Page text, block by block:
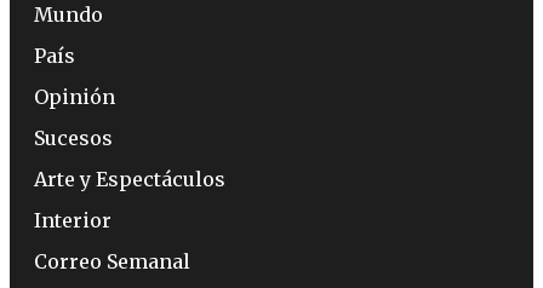
Mundo
País
Opinión
Sucesos
Arte y Espectáculos
Interior
Correo Semanal